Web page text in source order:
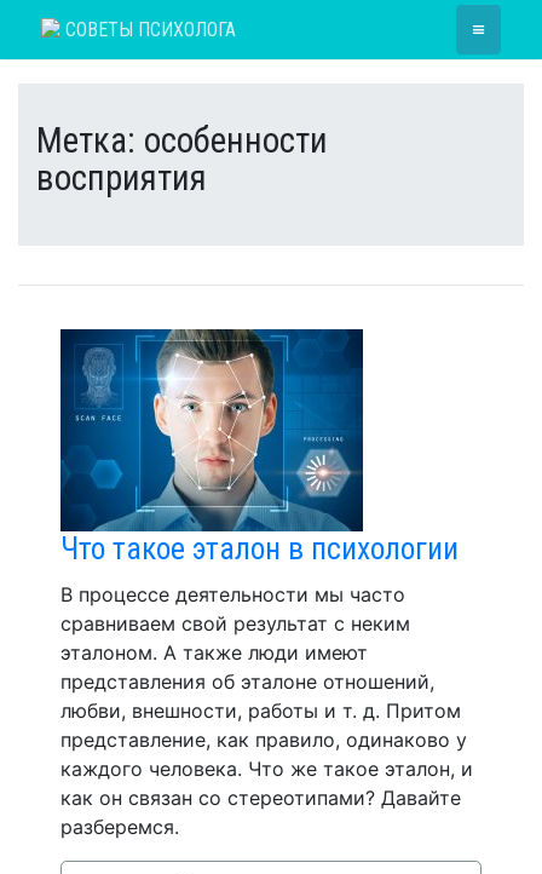
СОВЕТЫ ПСИХОЛОГА ≡
Метка: особенности
восприятия
Что такое эталон в психологии
В процессе деятельности мы часто
сравниваем свой результат с неким
эталоном. А также люди имеют
представления об эталоне отношений,
любви, внешности, работы и т. д. Притом
представление, как правило, одинаково у
каждого человека. Что же такое эталон, и
как он связан со стереотипами? Давайте
разберемся.